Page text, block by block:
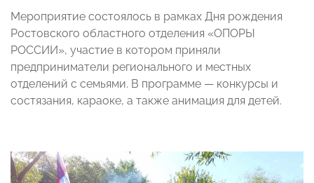
Мероприятие состоялось в рамках Дня рождения
Ростовского областного отделения «ОПОРЫ
РОССИИ», участие в котором приняли
предприниматели регионального и местных
отделений с семьями. В программе — конкурсы и
состязания, караоке, а также анимация для детей.